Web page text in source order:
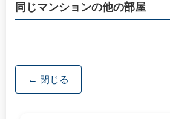
同じマンションの他の部屋
← 閉じる